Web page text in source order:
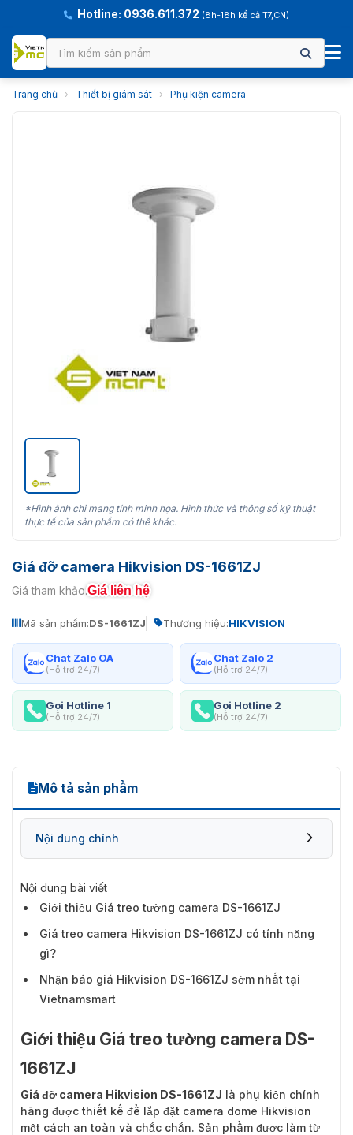
Hotline: 0936.611.372 (8h-18h kể cả T7,CN)
Trang chủ › Thiết bị giám sát › Phụ kiện camera
*Hình ảnh chỉ mang tính minh họa. Hình thức và thông số kỹ thuật
thực tế của sản phẩm có thể khác.
Giá đỡ camera Hikvision DS-1661ZJ
Giá tham khảo:Giá liên hệ
Mã sản phẩm:DS-1661ZJ Thương hiệu:HIKVISION
Chat Zalo OA
(Hỗ trợ 24/7)
Chat Zalo 2
(Hỗ trợ 24/7)
Gọi Hotline 1
(Hỗ trợ 24/7)
Gọi Hotline 2
(Hỗ trợ 24/7)
Mô tả sản phẩm
Nội dung chính
Nội dung bài viết
Giới thiệu Giá treo tường camera DS-1661ZJ
Giá treo camera Hikvision DS-1661ZJ có tính năng
gì?
Nhận báo giá Hikvision DS-1661ZJ sớm nhất tại
Vietnamsmart
Giới thiệu Giá treo tường camera DS-
1661ZJ
Giá đỡ camera Hikvision DS-1661ZJ là phụ kiện chính
hãng được thiết kế để lắp đặt camera dome Hikvision
một cách an toàn và chắc chắn. Sản phẩm được làm từ